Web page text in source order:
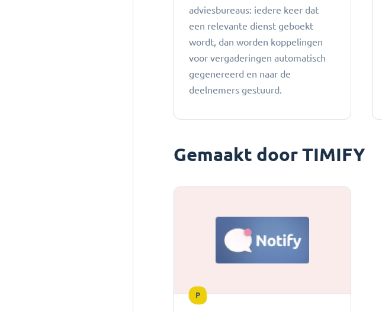
adviesbureaus: iedere keer dat
een relevante dienst geboekt
wordt, dan worden koppelingen
voor vergaderingen automatisch
gegenereerd en naar de
deelnemers gestuurd.
Gemaakt door TIMIFY
P